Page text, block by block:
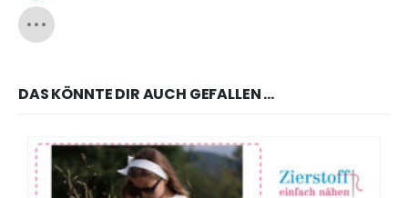
DAS KÖNNTE DIR AUCH GEFALLEN …